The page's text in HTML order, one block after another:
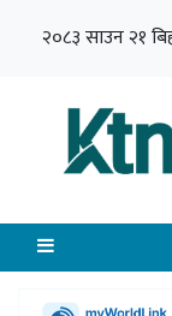
२०८३ साउन २१